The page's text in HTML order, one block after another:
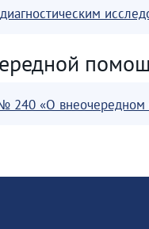
240 «О